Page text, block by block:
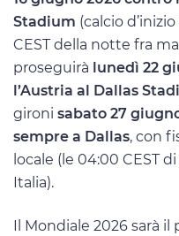
Stadium (calcio
CEST della notte fra
proseguirà lunedì 22
l’Austria al Dallas
gironi sabato 27
sempre a Dallas, con
locale (le 04:00 CEST
Italia).
Il Mondiale 2026 sarà